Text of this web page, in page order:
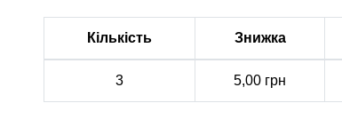
Кількість Знижка
3 5,00 грн